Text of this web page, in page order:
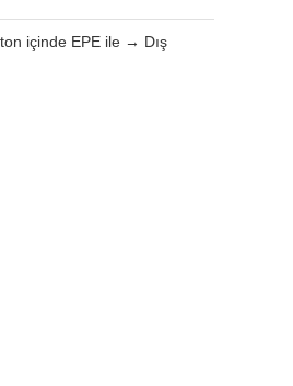
içinde EPE ile → Dış